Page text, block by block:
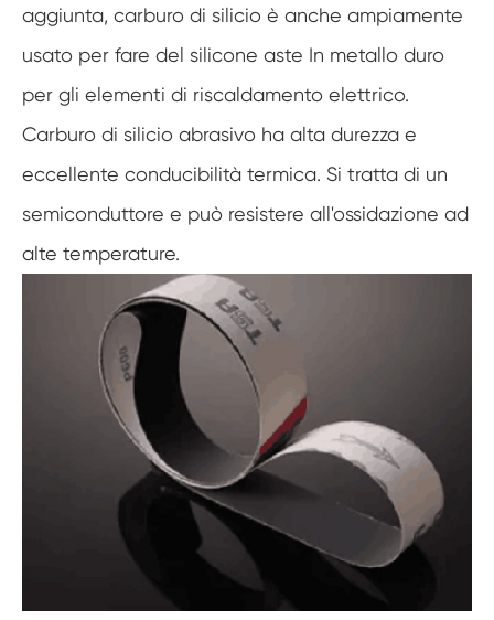
aggiunta, carburo di silicio è anche ampiamente
usato per fare del silicone aste In metallo duro
per gli elementi di riscaldamento elettrico.
Carburo di silicio abrasivo ha alta durezza e
eccellente conducibilità termica. Si tratta di un
semiconduttore e può resistere all'ossidazione ad
alte temperature.